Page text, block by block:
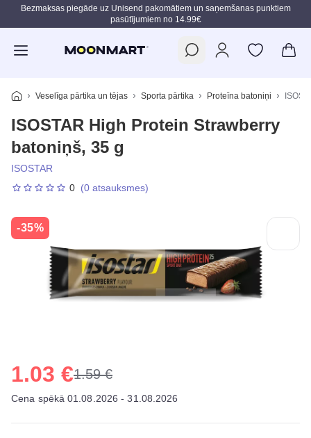
Pāriet uz galveno saturu
Bezmaksas piegāde uz Unisend pakomātiem un saņemšanas punktiem
pasūtījumiem no 14.99€
Veselīga pārtika un tējas Sporta pārtika Proteīna batoniņi
ISOSTAR High Protein Strawberry
batoniņš, 35 g
ISOSTAR
0 (0 atsauksmes)
-35%
1.03 €1.59 €
Cena spēkā 01.08.2026 - 31.08.2026